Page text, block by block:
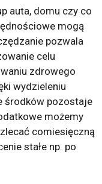
auta, domu czy co
mogą
pozwala
celu
zdrowego
wydzieleniu
środków pozostaje
możemy
comiesięczną
stałe np. po